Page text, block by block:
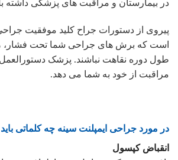
در بیمارستان و مراقبت های پزشکی داشته
پیروی از دستورات جراح کلید موفقیت
است که برش های جراحی شما تحت فشار،
طول دوره نقاهت نباشند. پزشک
مراقبت از خود به شما می دهد.
در مورد جراحی ایمپلنت سینه چه کلماتی باید
انقباض کپسول